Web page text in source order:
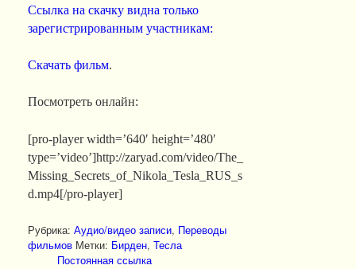
Ссылка на скачку видна только
зарегистрированным участникам:
Скачать фильм.
Посмотреть онлайн:
[pro-player width=’640′ height=’480′
type=’video’]http://zaryad.com/video/The_
Missing_Secrets_of_Nikola_Tesla_RUS_s
d.mp4[/pro-player]
Рубрика: Аудио/видео записи, Переводы
фильмов Метки: Бирден, Тесла
Постоянная ссылка